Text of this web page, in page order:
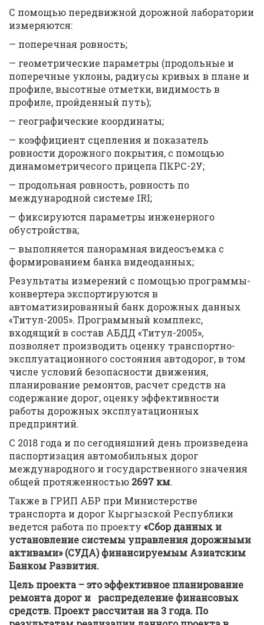
С помощью передвижной дорожной лаборатории
измеряются:
— поперечная ровность;
— геометрические параметры (продольные и
поперечные уклоны, радиусы кривых в плане и
профиле, высотные отметки, видимость в
профиле, пройденный путь);
— географические координаты;
— коэффициент сцепления и показатель
ровности дорожного покрытия, с помощью
динамометричесого прицепа ПКРС-2У;
— продольная ровность, ровность по
международной системе IRI;
— фиксируются параметры инженерного
обустройства;
— выполняется панорамная видеосъемка с
формированием банка видеоданных;
Результаты измерений с помощью программы-
конвертера экспортируются в
автоматизированный банк дорожных данных
«Титул-2005». Программный комплекс,
входящий в состав АБДД «Титул-2005»,
позволяет производить оценку транспортно-
эксплуатационного состояния автодорог, в том
числе условий безопасности движения,
планирование ремонтов, расчет средств на
содержание дорог, оценку эффективности
работы дорожных эксплуатационных
предприятий.
С 2018 года и по сегодняшний день произведена
паспортизация автомобильных дорог
международного и государственного значения
общей протяженностью 2697 км.
Также в ГРИП АБР при Министерстве
транспорта и дорог Кыргызской Республики
ведется работа по проекту «Сбор данных и
установление системы управления дорожными
активами» (СУДА) финансируемым Азиатским
Банком Развития.
Цель проекта – это эффективное планирование
ремонта дорог и распределение финансовых
средств. Проект рассчитан на 3 года. По